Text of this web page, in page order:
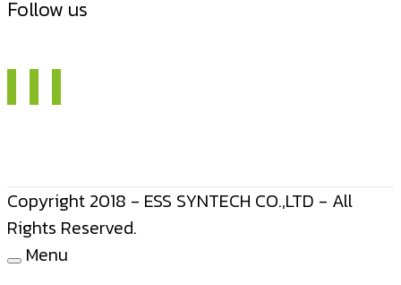
Follow us
Copyright 2018 - ESS SYNTECH CO.,LTD - All
Rights Reserved.
Menu